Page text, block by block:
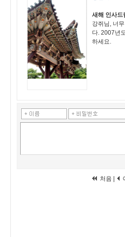
새해 인사드
강쥐님, 너
다. 2007년
하세요.
처음 |